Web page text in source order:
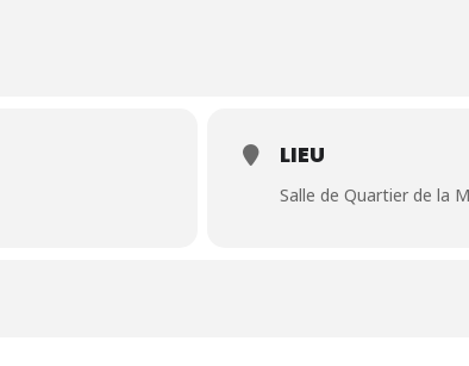
LIEU
Salle de Quartier de la